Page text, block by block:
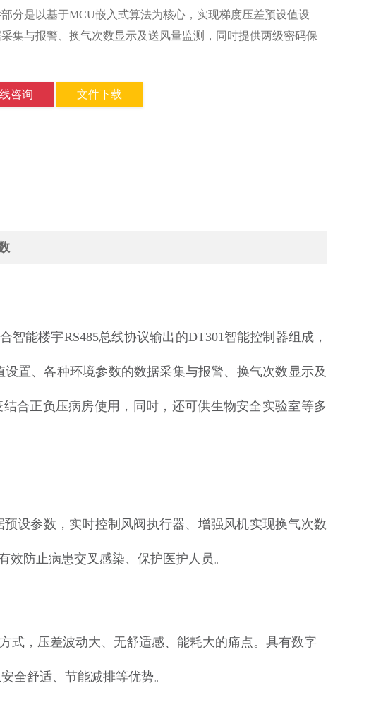
分是以基于MCU嵌入式算法为核心，实现梯度压差预设值设
集与报警、换气次数显示及送风量监测，同时提供两级密码保
咨询 文件下载
智能楼宇RS485总线协议输出的DT301智能控制器组成，
置、各种环境参数的数据采集与报警、换气次数显示及
合正负压病房使用，同时，还可供生物安全实验室等多
设参数，实时控制风阀执行器、增强风机实现换气次数
防止病患交叉感染、保护医护人员。
，压差波动大、无舒适感、能耗大的痛点。具有数字
全舒适、节能减排等优势。